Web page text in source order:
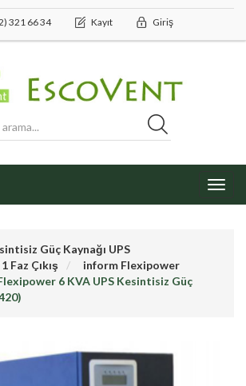
321 66 34 Kayıt Giriş
Güç Kaynağı UPS
Faz Çıkış
inform Flexipower
6 KVA UPS Kesintisiz Güç